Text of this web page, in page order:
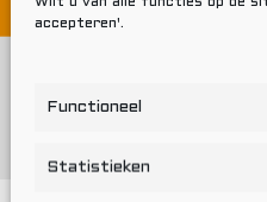
accepteren'.
Functioneel
Statistieken